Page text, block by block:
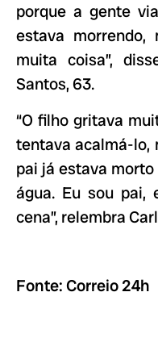
porque a gente
estava morrendo,
muita coisa”,
Santos, 63.
“O filho gritava
tentava acalmá-lo,
pai já estava
água. Eu sou pai,
cena”, relembra
Fonte: Correio 24h